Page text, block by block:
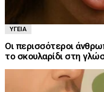
ΥΓΕΊΑ
Οι περισσότεροι
το σκουλαρίδι στη